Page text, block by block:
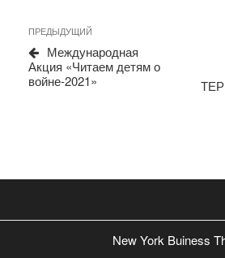
Навигация
по
записям
Предыдущая
запись
ПРЕДЫДУЩИЙ
Международная
Акция «Читаем детям о
войне-2021»
New York Buiness